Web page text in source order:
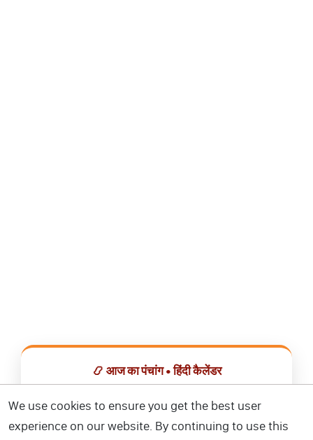
📿 आज का पंचांग • हिंदी कैलेंडर
📅 हिंदी कैलेंडर ऐप डाउनलोड करें
We use cookies to ensure you get the best user
experience on our website. By continuing to use this